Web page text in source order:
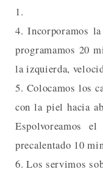
1.
4. Incorporamos
programamos 20
la izquierda,
5. Colocamos los
con la piel hacia
Espolvoreamos
precalentado 10
6. Los servimos